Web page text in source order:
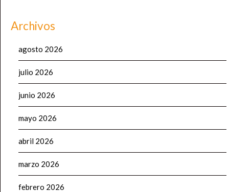
Archivos
agosto 2026
julio 2026
junio 2026
mayo 2026
abril 2026
marzo 2026
febrero 2026